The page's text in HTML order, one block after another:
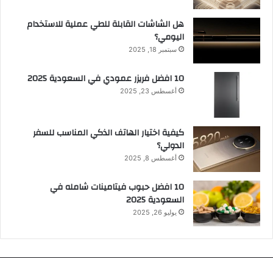
هل الشاشات القابلة للطي عملية للاستخدام
اليومي؟
سبتمبر 18, 2025
10 افضل فريزر عمودي​ في السعودية​ 2025
أغسطس 23, 2025
كيفية اختيار الهاتف الذكي المناسب للسفر
الدولي؟
أغسطس 8, 2025
10 افضل حبوب فيتامينات شامله​ في
السعودية 2025
يوليو 26, 2025